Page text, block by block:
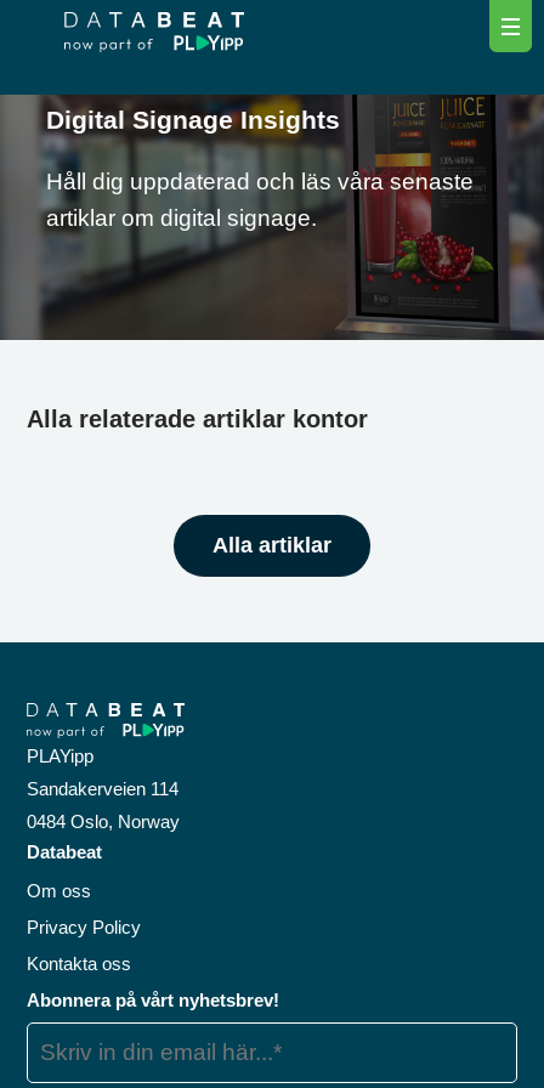
Digital Signage Insights
Håll dig uppdaterad och läs våra senaste
artiklar om digital signage.
Alla relaterade artiklar kontor
Alla artiklar
PLAYipp
Sandakerveien 114
0484 Oslo, Norway
Databeat
Om oss
Privacy Policy
Kontakta oss
Abonnera på vårt nyhetsbrev!